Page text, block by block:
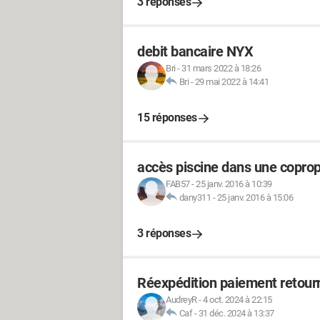
debit bancaire NYX
Bri - 31 mars 2022 à 18:26
Bri -29 mai 2022 à 14:41
15 réponses
accès piscine dans une
FAB57-25 janv. 2016 à 10:39
dany311 -25 janv. 2016 à 15:06
3 réponses
Réexpédition paiement
AudreyR-4 oct. 2024 à 22:15
Caf- 31 déc. 2024 à 13:37